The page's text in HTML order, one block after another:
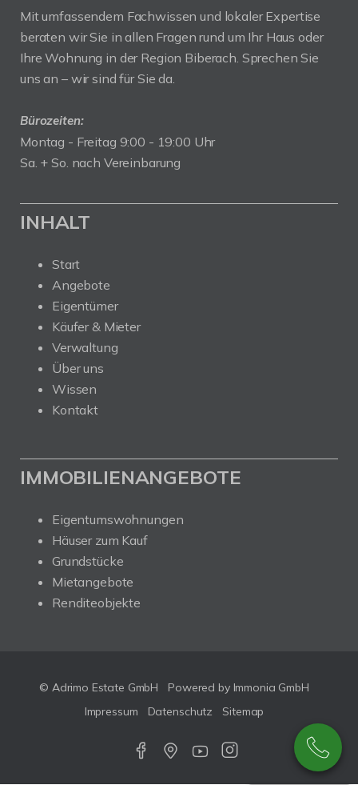
Mit umfassendem Fachwissen und lokaler Expertise
beraten wir Sie in allen Fragen rund um Ihr Haus oder
Ihre Wohnung in der Region Biberach. Sprechen Sie
uns an – wir sind für Sie da.
Bürozeiten:
Montag - Freitag 9:00 - 19:00 Uhr
Sa. + So. nach Vereinbarung
INHALT
Start
Angebote
Eigentümer
Käufer & Mieter
Verwaltung
Über uns
Wissen
Kontakt
IMMOBILIENANGEBOTE
Eigentumswohnungen
Häuser zum Kauf
Grundstücke
Mietangebote
Renditeobjekte
© Adrimo Estate GmbH
Powered by Immonia GmbH
Impressum
Datenschutz Sitemap